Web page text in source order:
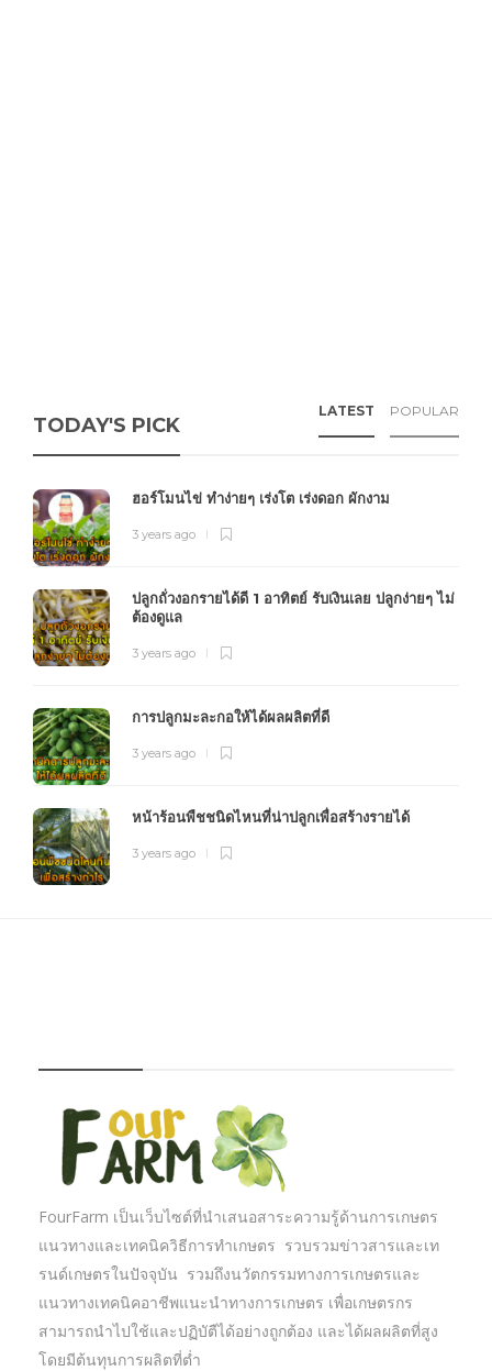
TODAY'S PICK
LATEST POPULAR
ฮอร์โมนไข่ ทำง่ายๆ เร่งโต เร่งดอก ผักงาม
3 years ago
ปลูกถั่วงอกรายได้ดี 1 อาทิตย์ รับเงินเลย ปลูกง่ายๆ ไม่
ต้องดูแล
3 years ago
การปลูกมะละกอให้ได้ผลผลิตที่ดี
3 years ago
หน้าร้อนพืชชนิดไหนที่น่าปลูกเพื่อสร้างรายได้
3 years ago
FourFarm เป็นเว็บไซต์ที่นำเสนอสาระความรู้ด้านการเกษตร
แนวทางและเทคนิควิธีการทำเกษตร รวบรวมข่าวสารและเท
รนด์เกษตรในปัจจุบัน รวมถึงนวัตกรรมทางการเกษตรและ
แนวทางเทคนิคอาชีพแนะนำทางการเกษตร เพื่อเกษตรกร
สามารถนำไปใช้และปฏิบัตืได้อย่างถูกต้อง และได้ผลผลิตที่สูง
โดยมีต้นทุนการผลิตที่ต่ำ